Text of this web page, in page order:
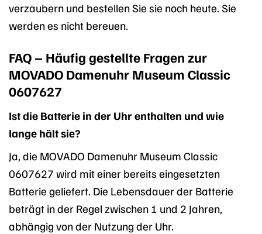
verzaubern und bestellen Sie sie noch heute. Sie
werden es nicht bereuen.
FAQ – Häufig gestellte Fragen zur
MOVADO Damenuhr Museum Classic
0607627
Ist die Batterie in der Uhr enthalten und wie
lange hält sie?
Ja, die MOVADO Damenuhr Museum Classic
0607627 wird mit einer bereits eingesetzten
Batterie geliefert. Die Lebensdauer der Batterie
beträgt in der Regel zwischen 1 und 2 Jahren,
abhängig von der Nutzung der Uhr.